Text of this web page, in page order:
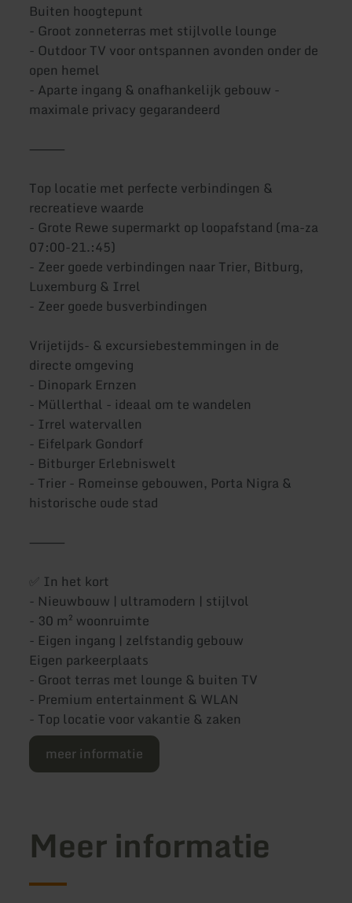
Buiten hoogtepunt
- Groot zonneterras met stijlvolle lounge
- Outdoor TV voor ontspannen avonden onder de
open hemel
- Aparte ingang & onafhankelijk gebouw -
maximale privacy gegarandeerd
⸻
Top locatie met perfecte verbindingen &
recreatieve waarde
- Grote Rewe supermarkt op loopafstand (ma-za
07:00-21.:45)
- Zeer goede verbindingen naar Trier, Bitburg,
Luxemburg & Irrel
- Zeer goede busverbindingen
Vrijetijds- & excursiebestemmingen in de
directe omgeving
- Dinopark Ernzen
- Müllerthal - ideaal om te wandelen
- Irrel watervallen
- Eifelpark Gondorf
- Bitburger Erlebniswelt
- Trier - Romeinse gebouwen, Porta Nigra &
historische oude stad
⸻
✅ In het kort
- Nieuwbouw | ultramodern | stijlvol
- 30 m² woonruimte
- Eigen ingang | zelfstandig gebouw
Eigen parkeerplaats
- Groot terras met lounge & buiten TV
- Premium entertainment & WLAN
- Top locatie voor vakantie & zaken
meer informatie
Meer informatie